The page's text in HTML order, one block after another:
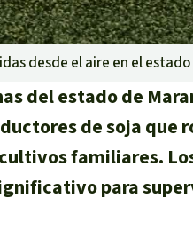
Para niñas y niños
Defensoras y
desde el aire en el
del estado de
de soja que
familiares.
para